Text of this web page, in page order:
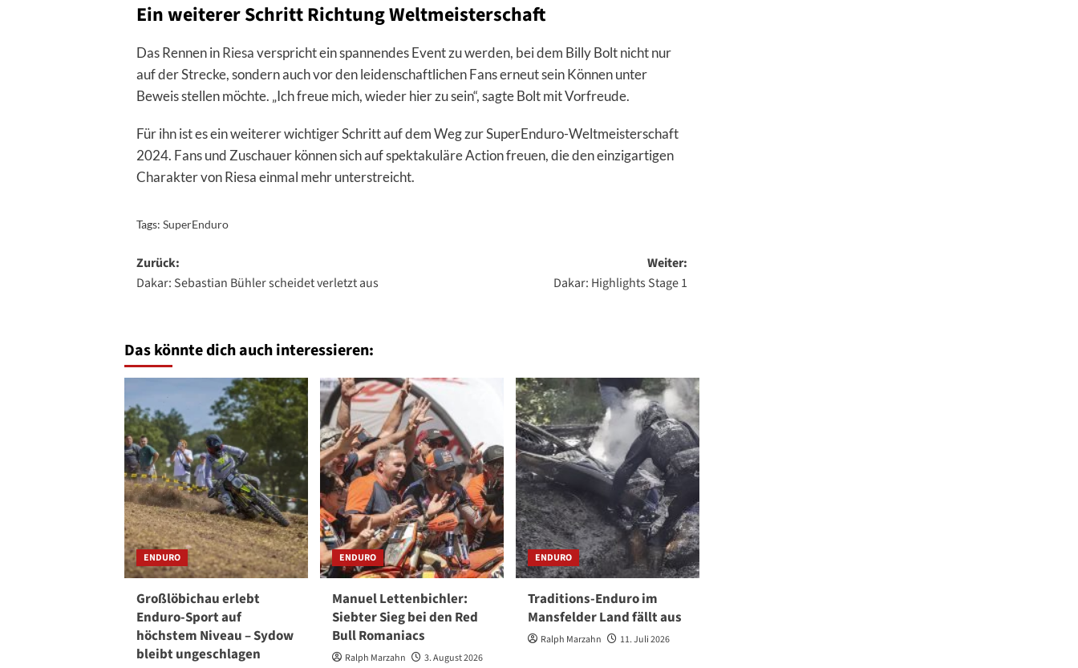
Ein weiterer Schritt Richtung Weltmeisterschaft
Das Rennen inRiesaverspricht ein spannendes Event zu werden, bei dem Billy Bolt nicht nur
auf der Strecke, sondern auch vor den leidenschaftlichen Fans erneut sein Können unter
Beweis stellen möchte. „Ich freue mich, wieder hier zu sein“, sagte Bolt mit Vorfreude.
Für ihn ist es ein weiterer wichtiger Schritt auf dem Weg zur SuperEnduro-Weltmeisterschaft
2024. Fans und Zuschauer können sich auf spektakuläre Action freuen, die den einzigartigen
Charakter von Riesa einmal mehr unterstreicht.
Tags: SuperEnduro
Beitragsnavigation
Zurück:
Dakar: Sebastian Bühler scheidet verletzt aus
Weiter:
Dakar: Highlights Stage 1
Das könnte dich auch interessieren:
ENDURO
Großlöbichau erlebt
Enduro-Sport auf
höchstem Niveau – Sydow
bleibt ungeschlagen
ENDURO
Manuel Lettenbichler:
Siebter Sieg bei den Red
Bull Romaniacs
Ralph Marzahn 3. August 2026
ENDURO
Traditions-Enduro im
Mansfelder Land fällt aus
Ralph Marzahn 11. Juli 2026